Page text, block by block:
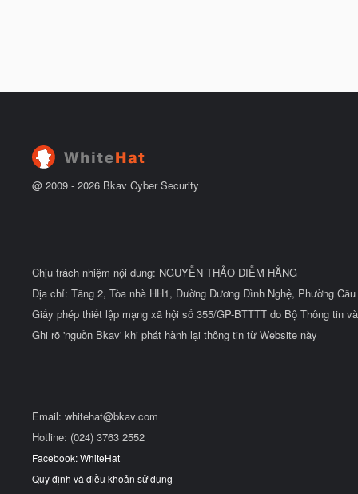
@ 2009 - 2026 Bkav Cyber Security
Chịu trách nhiệm nội dung: NGUYỄN THẢO DIỄM HẰNG
Địa chỉ: Tầng 2, Tòa nhà HH1, Đường Dương Đình Nghệ, Phường
Giấy phép thiết lập mạng xã hội số 355/GP-BTTTT do Bộ Thông tin
Ghi rõ 'nguồn Bkav' khi phát hành lại thông tin từ Website này
Email: whitehat@bkav.com
Hotline: (024) 3763 2552
Facebook: WhiteHat
Quy định và điều khoản sử dụng